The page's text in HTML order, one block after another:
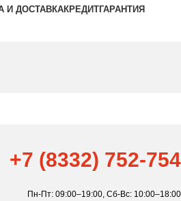
И ДОСТАВКАКРЕДИТГАРАНТИЯ
+7 (8332) 752-754
Пн-Пт: 09:00–19:00, Сб-Вс: 10:00–18:00